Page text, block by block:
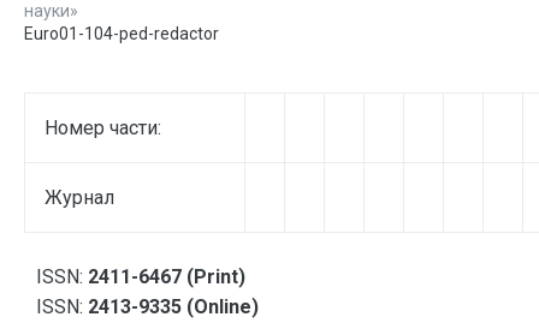
науки»
Euro01-104-ped-redactor
Номер части:
Журнал
ISSN: 2411-6467 (Print)
ISSN: 2413-9335 (Online)